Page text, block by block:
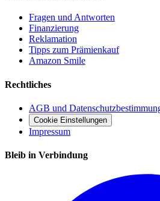
Fragen und Antworten
Finanzierung
Reklamation
Tipps zum Prämienkauf
Amazon Smile
Rechtliches
AGB und
Cookie Einstellungen
Impressum
Bleib in Verbindung